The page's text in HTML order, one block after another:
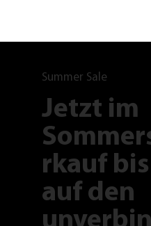
Jetzt im
rkauf
auf den
Summer Sale